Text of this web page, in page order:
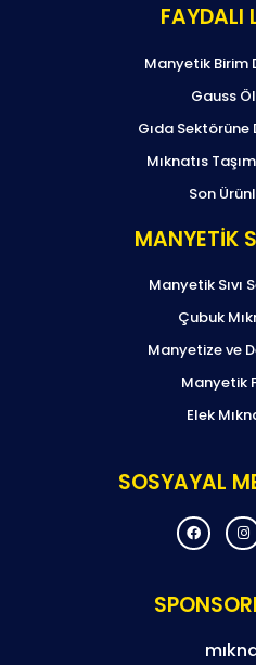
FAYDALI
Manyetik Birim
Gauss
Gıda
Mıknatıs
Son
MANYETİK
Manyetik Sıvı
Çubuk
Manyetize ve
Manyetik
Elek
SOSYAYAL
F
a
c
o
o
I
n
s
g
r